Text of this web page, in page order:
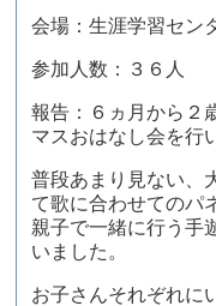
会場：生涯学習セン
参加人数：３６人
報告：６ヵ月から２
マスおはなし会を行
普段あまり見ない、
て歌に合わせてのパ
親子で一緒に行う手
いました。
お子さんそれぞれに